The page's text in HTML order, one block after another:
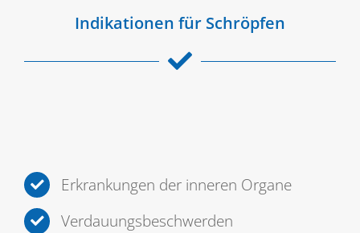
Indikationen für Schröpfen
Erkrankungen der inneren Organe
Verdauungsbeschwerden